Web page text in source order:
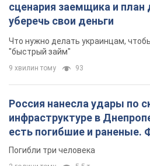
сценария заемщика и
уберечь свои деньги
Что нужно делать украинцам,
"быстрый займ"
9 хвилин тому 93
Россия нанесла удары по
инфраструктуре в
есть погибшие и раненые.
Погибли три человека